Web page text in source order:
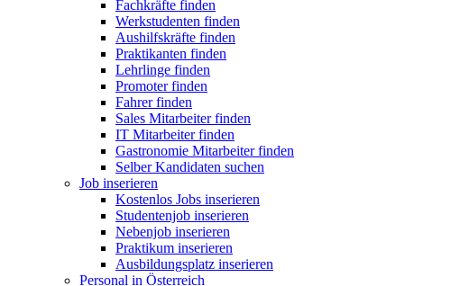
Fachkräfte finden
Werkstudenten finden
Aushilfskräfte finden
Praktikanten finden
Lehrlinge finden
Promoter finden
Fahrer finden
Sales Mitarbeiter finden
IT Mitarbeiter finden
Gastronomie Mitarbeiter finden
Selber Kandidaten suchen
Job inserieren
Kostenlos Jobs inserieren
Studentenjob inserieren
Nebenjob inserieren
Praktikum inserieren
Ausbildungsplatz inserieren
Personal in Österreich